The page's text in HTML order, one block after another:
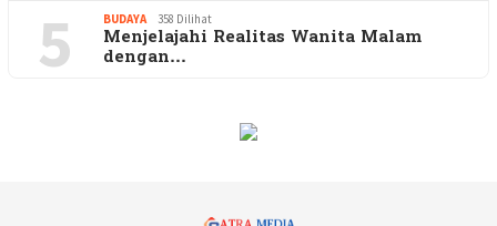
5 BUDAYA 358 Dilihat
Menjelajahi Realitas Wanita Malam
dengan…